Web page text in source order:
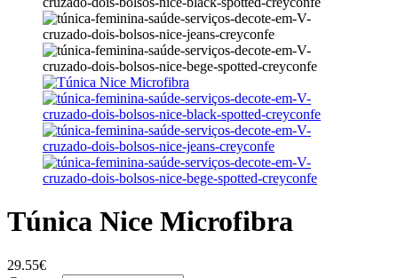
Túnica Nice Microfibra
29.55€